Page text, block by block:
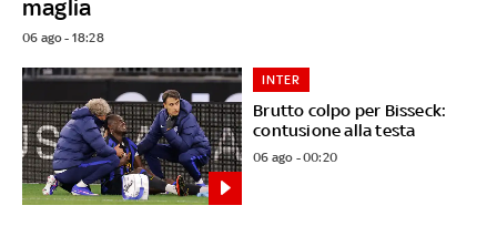
maglia
06 ago - 18:28
Brutto colpo per Bisseck:
contusione alla testa
INTER
06 ago - 00:20